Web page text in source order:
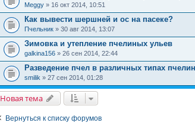
Meggy » 16 окт 2014, 10:51
Как вывести шершней и ос на пасеке?
Пчельник » 30 авг 2014, 13:07
Зимовка и утепление пчелиных ульев
galkina156 » 26 сен 2014, 22:44
Разведение пчел в различных типах
smilik » 27 сен 2014, 01:28
Новая тема
Вернуться к списку форумов